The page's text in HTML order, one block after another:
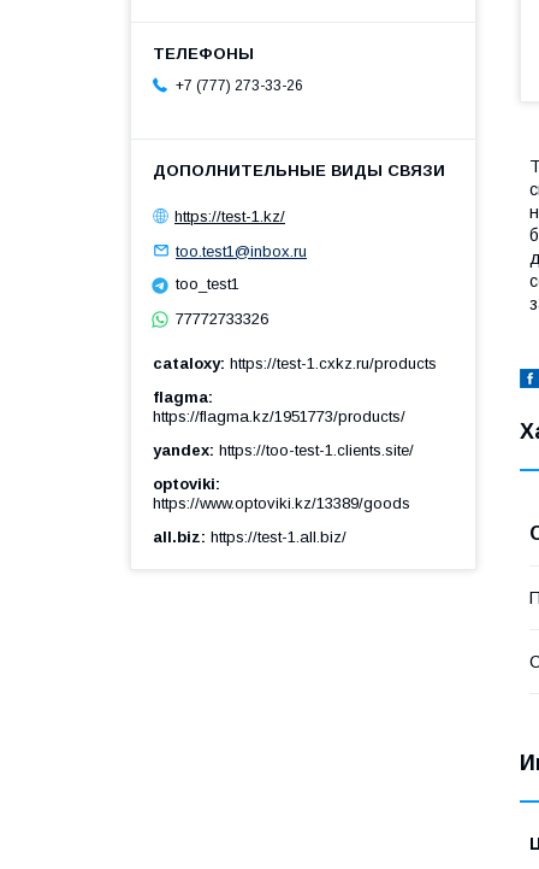
+7 (777) 273-33-26
https://test-1.kz/
too.test1@inbox.ru
too_test1
77772733326
cataloxy https://test-1.cxkz.ru/products
flagma
https://flagma.kz/1951773/products/
yandex https://too-test-1.clients.site/
optoviki
https://www.optoviki.kz/13389/goods
all.biz https://test-1.all.biz/